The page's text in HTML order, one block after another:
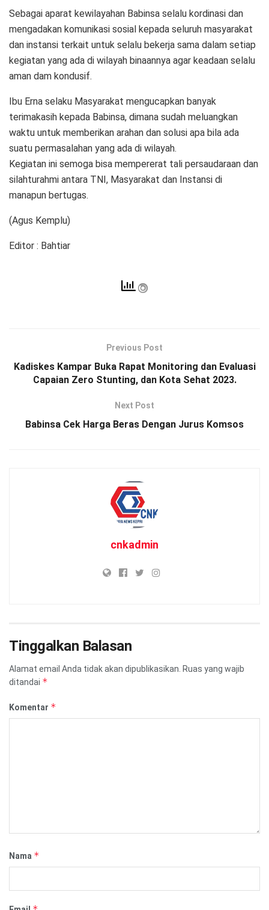
Sebagai aparat kewilayahan Babinsa selalu kordinasi dan
mengadakan komunikasi sosial kepada seluruh masyarakat
dan instansi terkait untuk selalu bekerja sama dalam setiap
kegiatan yang ada di wilayah binaannya agar keadaan selalu
aman dam kondusif.
Ibu Erna selaku Masyarakat mengucapkan banyak
terimakasih kepada Babinsa, dimana sudah meluangkan
waktu untuk memberikan arahan dan solusi apa bila ada
suatu permasalahan yang ada di wilayah.
Kegiatan ini semoga bisa mempererat tali persaudaraan dan
silahturahmi antara TNI, Masyarakat dan Instansi di
manapun bertugas.
(Agus Kemplu)
Editor : Bahtiar
Previous Post
Kadiskes Kampar Buka Rapat Monitoring dan Evaluasi
Capaian Zero Stunting, dan Kota Sehat 2023.
Next Post
Babinsa Cek Harga Beras Dengan Jurus Komsos
cnkadmin
Tinggalkan Balasan
Alamat email Anda tidak akan dipublikasikan. Ruas yang wajib
ditandai *
Komentar *
Nama *